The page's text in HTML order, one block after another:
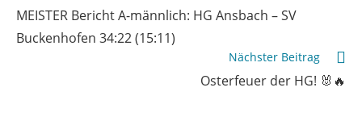
Artikel
ansehen
MEISTER Bericht A-männlich: HG Ansbach – SV
Buckenhofen 34:22 (15:11)
Nächster Beitrag
Osterfeuer der HG! 🐰🔥